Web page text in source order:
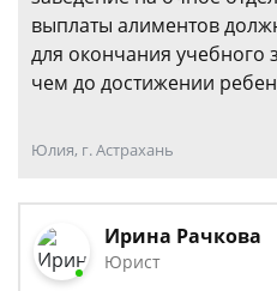
выплаты алиментов
для окончания учебного
чем до достижении
Юлия, г. Астрахань
Ирина Рачкова
Юрист